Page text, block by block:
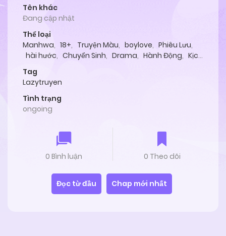
Tên khác
Đang cập nhật
Thể loại
Manhwa, 18+, Truyện Màu, boylove, Phiêu Lưu,
hài hước, Chuyển Sinh, Drama, Hành Động, Kịch
Tag
Lazytruyen
Tình trạng
ongoing
0 Bình luận 0 Theo dõi
Đọc từ đầu Chap mới nhất